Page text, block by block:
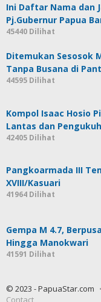
Ini Daftar Nama dan
Pj.Gubernur Papua
45440 Dilihat
Ditemukan Sesosok
Tanpa Busana di
44595 Dilihat
Kompol Isaac Hosio
Lantas dan
42405 Dilihat
Pangkoarmada III
XVIII/Kasuari
41964 Dilihat
Gempa M 4.7,
Hingga Manokwari
41591 Dilihat
© 2023 - PapuaStar.com
Contact